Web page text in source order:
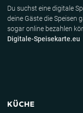
Du suchst eine digitale
deine Gäste die Speisen
sogar online bezahlen
Digitale-Speisekarte.eu
KÜCHE